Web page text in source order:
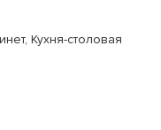
Кухня-столовая